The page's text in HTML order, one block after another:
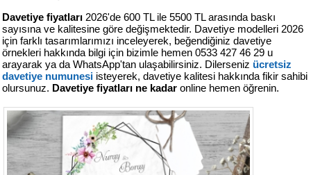
Davetiye fiyatları 2026'de 600 TL ile 5500 TL arasında baskı
sayısına ve kalitesine göre değişmektedir. Davetiye modelleri 2026
için farklı tasarımlarımızı inceleyerek, beğendiğiniz davetiye
örnekleri hakkında bilgi için bizimle hemen 0533 427 46 29 u
arayarak ya da WhatsApp'tan ulaşabilirsiniz. Dilerseniz ücretsiz
davetiye numunesi isteyerek, davetiye kalitesi hakkında fikir sahibi
olursunuz. Davetiye fiyatları ne kadar online hemen öğrenin.